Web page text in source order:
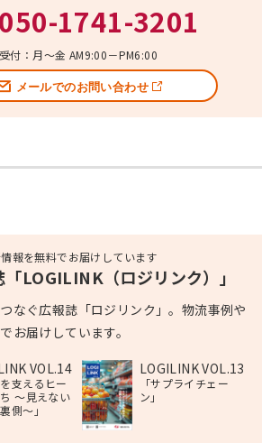
050-1741-3201
受付：月～金 AM9:00－PM6:00
メールでのお問い合わせ
報を無料でお届けしています
LOGILINK（ロジリンク）」
なぐ広報誌「ロジリンク」。物流事例や
お届けしています。
VOL.14
を支えるヒー
〜見えない
側〜」
LOGILINK VOL.13
「サプライチェー
ン」